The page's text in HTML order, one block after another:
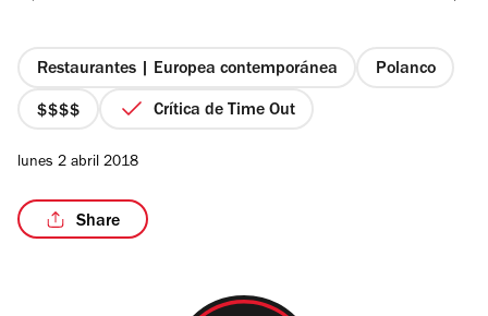
estrellas
Restaurantes | Europea contemporánea Polanco
precio
4
Crítica de Time Out
lunes 2 abril 2018
Share